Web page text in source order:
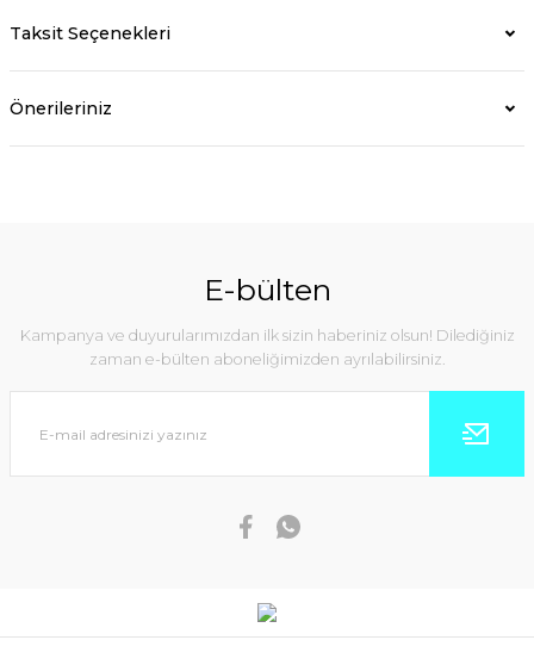
Taksit Seçenekleri
Önerileriniz
E-bülten
Kampanya ve duyurularımızdan ilk sizin haberiniz olsun! Dilediğiniz
zaman e-bülten aboneliğimizden ayrılabilirsiniz.